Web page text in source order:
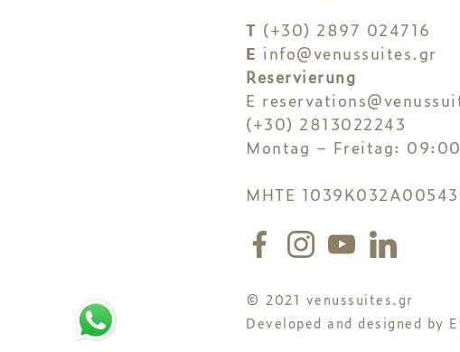
T (+30) 2897 024716
E info@venussuites.gr
Reservierung
E
(+30) 2813022243
Montag – Freitag:
MHTE
© 2021 venussuites.gr
Developed and designed by